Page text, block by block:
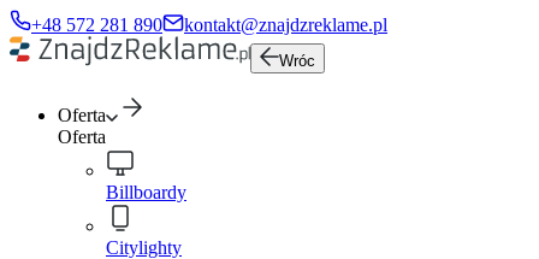
+48 572 281 890 kontakt@znajdzreklame.pl
Wróc
Oferta
Oferta
Billboardy
Citylighty